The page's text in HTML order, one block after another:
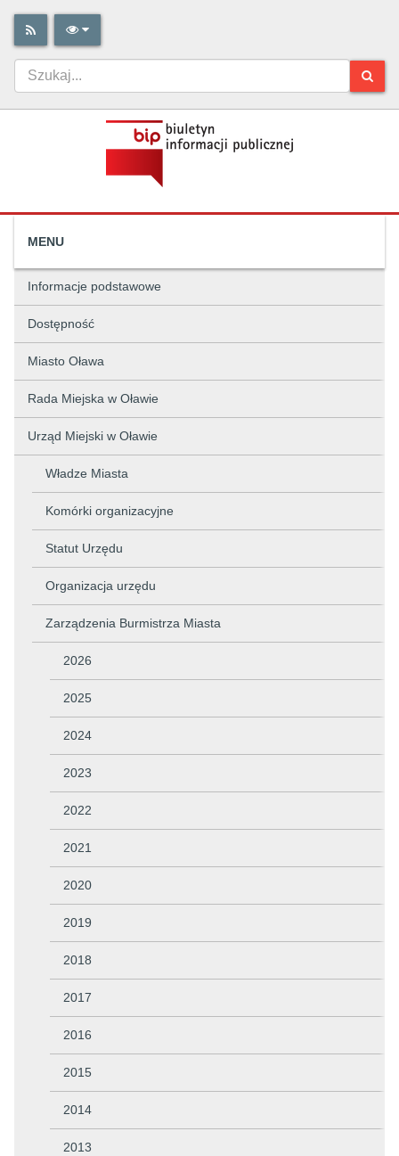
MENU
Informacje podstawowe
Dostępność
Miasto Oława
Rada Miejska w Oławie
Urząd Miejski w Oławie
Władze Miasta
Komórki organizacyjne
Statut Urzędu
Organizacja urzędu
Zarządzenia Burmistrza Miasta
2026
2025
2024
2023
2022
2021
2020
2019
2018
2017
2016
2015
2014
2013